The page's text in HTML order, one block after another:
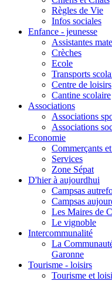
Règles de Vie
Infos sociales
Enfance - jeunesse
Assistantes
Crèches
Ecole
Transports
Centre de loisirs
Cantine scolaire
Associations
Associations
Associations
Economie
Commerçants
Services
Zone Sépat
D'hier à aujourdhui
Campsas
Campsas
Les Maires de
Le vignoble
Intercommunalité
La
Garonne
Tourisme - loisirs
Tourisme et